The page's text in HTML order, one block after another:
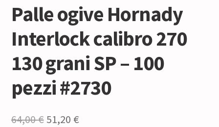
Palle ogive Hornady
Interlock calibro 270
130 grani SP – 100
pezzi #2730
64,00€ Il
51,20 €Il